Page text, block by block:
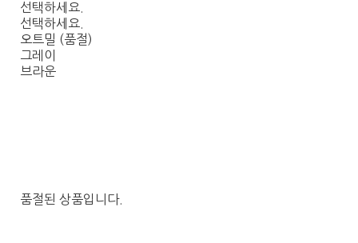
선택하세요.
선택하세요.
오트밀 (품절)
그레이
브라운
품절된 상품입니다.